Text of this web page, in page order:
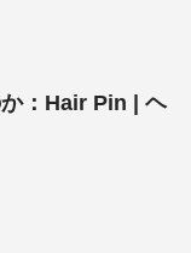
：Hair Pin | ヘ